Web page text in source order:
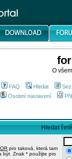
O
FAQ Hledat
Osobní nastavení
Hledat
OR pro taková, která tam
být. Znak * použijte pro